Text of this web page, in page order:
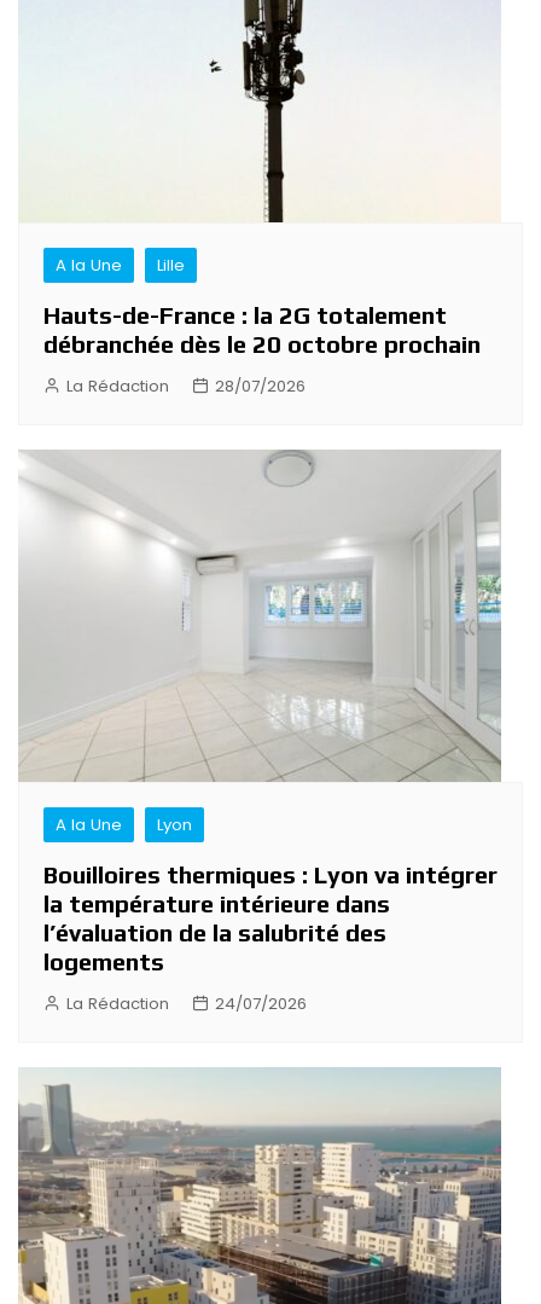
A la Une Lille
Hauts-de-France : la 2G totalement
débranchée dès le 20 octobre prochain
La Rédaction 28/07/2026
A la Une Lyon
Bouilloires thermiques : Lyon va intégrer
la température intérieure dans
l’évaluation de la salubrité des
logements
La Rédaction 24/07/2026